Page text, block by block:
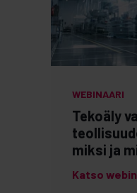
WEBINAARI
Tekoäly
miksi ja
Katso